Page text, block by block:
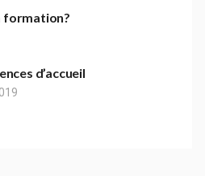
formation?
d’accueil